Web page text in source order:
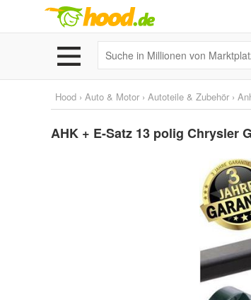
Hood › Auto & Motor › Autoteile & Zubehör ›
AHK + E-Satz 13 polig Chrysler